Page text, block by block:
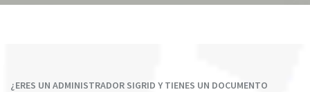
¿ERES UN ADMINISTRADOR SIGRID Y TIENES UN DOCUMENTO